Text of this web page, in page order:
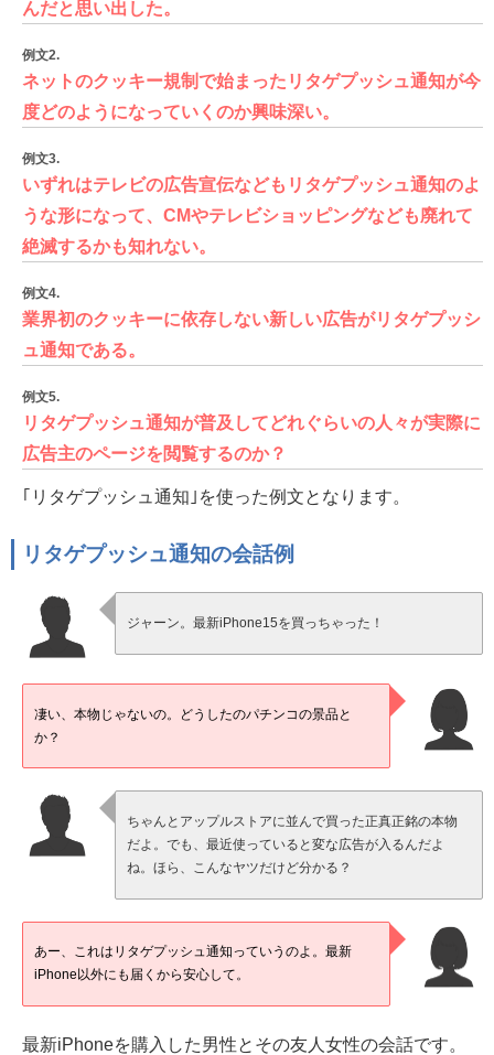
んだと思い出した。
例文2.
ネットのクッキー規制で始まったリタゲプッシュ通知が今
度どのようになっていくのか興味深い。
例文3.
いずれはテレビの広告宣伝などもリタゲプッシュ通知のよ
うな形になって、CMやテレビショッピングなども廃れて
絶滅するかも知れない。
例文4.
業界初のクッキーに依存しない新しい広告がリタゲプッシ
ュ通知である。
例文5.
リタゲプッシュ通知が普及してどれぐらいの人々が実際に
広告主のページを閲覧するのか？
｢リタゲプッシュ通知｣を使った例文となります。
リタゲプッシュ通知の会話例
ジャーン。最新iPhone15を買っちゃった！
凄い、本物じゃないの。どうしたのパチンコの景品と
か？
ちゃんとアップルストアに並んで買った正真正銘の本物
だよ。でも、最近使っていると変な広告が入るんだよ
ね。ほら、こんなヤツだけど分かる？
あー、これはリタゲプッシュ通知っていうのよ。最新
iPhone以外にも届くから安心して。
最新iPhoneを購入した男性とその友人女性の会話です。